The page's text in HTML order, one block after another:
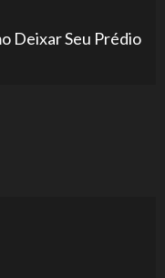
Deixar Seu Prédio